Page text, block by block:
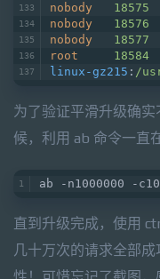
nobody
nobody
nobody
root
linux-gz215 : /
为了验证平滑升级确
候，利用 ab 命令一直
ab -n1000000 -
直到升级完成，使用
几十万次的请求全部